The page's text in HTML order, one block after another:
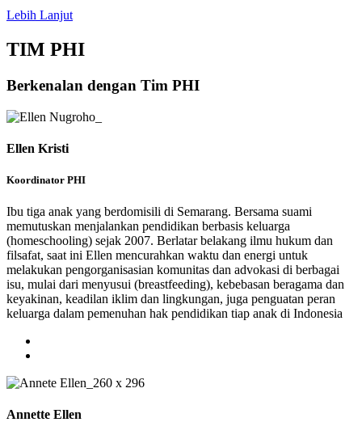
Lebih Lanjut
TIM PHI
Berkenalan dengan Tim PHI
Ellen Kristi
Koordinator PHI
Ibu tiga anak yang berdomisili di Semarang. Bersama suami
memutuskan menjalankan pendidikan berbasis keluarga
(homeschooling) sejak 2007. Berlatar belakang ilmu hukum dan
filsafat, saat ini Ellen mencurahkan waktu dan energi untuk
melakukan pengorganisasian komunitas dan advokasi di berbagai
isu, mulai dari menyusui (breastfeeding), kebebasan beragama dan
keyakinan, keadilan iklim dan lingkungan, juga penguatan peran
keluarga dalam pemenuhan hak pendidikan tiap anak di Indonesia
Annette Ellen